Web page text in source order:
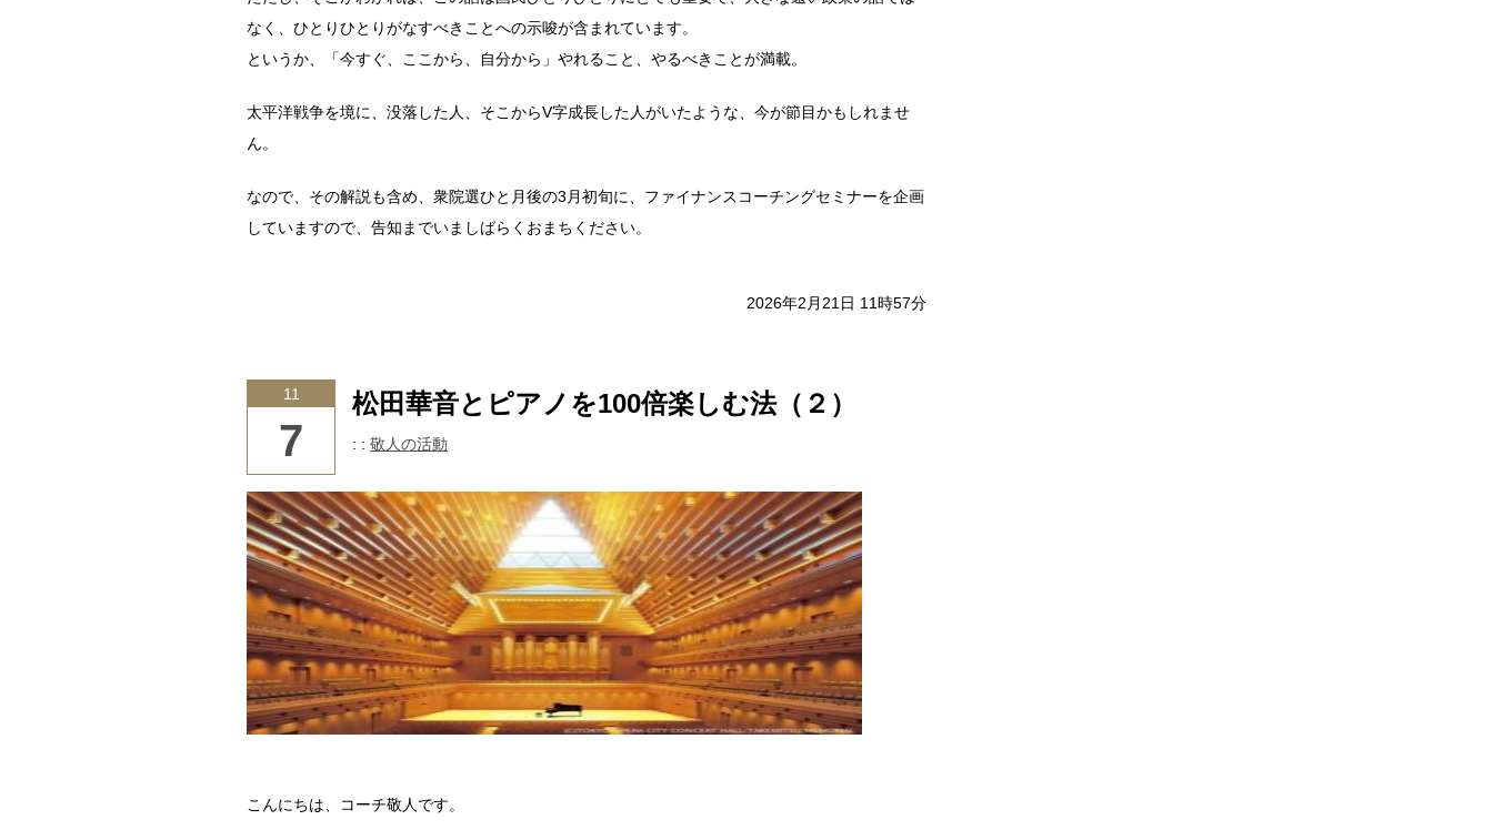
なく、ひとりひとりがなすべきことへの示唆が含まれています。
というか、「今すぐ、ここから、自分から」やれること、やるべきことが満載。
太平洋戦争を境に、没落した人、そこからV字成長した人がいたような、今が節目かもしれませ
ん。
なので、その解説も含め、衆院選ひと月後の3月初旬に、ファイナンスコーチングセミナーを企画
していますので、告知までいましばらくおまちください。
2026年2月21日 11時57分
11
7
松田華音とピアノを100倍楽しむ法（２）
: : 敬人の活動
こんにちは、コーチ敬人です。